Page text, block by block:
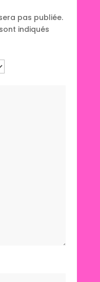
pas publiée.
indiqués